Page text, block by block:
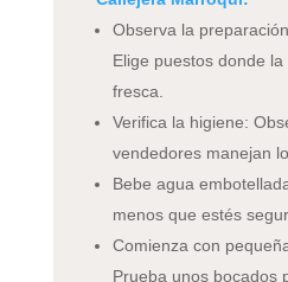
Observa la
Elige puestos donde
fresca.
Verifica la higiene:
vendedores manejan
Bebe agua
menos que estés
Comienza con
Prueba unos bocados